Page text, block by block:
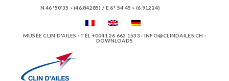
N 46°50’35 » (46.84285) / E 6° 54’45 » (6.91224)
MUSÉE CLIN D'AILES · TÉL +0041 26 662 1533 · INFO@CLINDAILES.CH ·
DOWNLOADS